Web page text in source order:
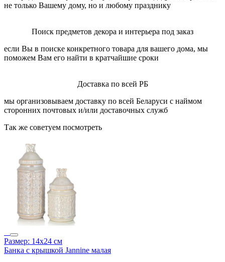
не только Вашему дому, но и любому празднику
Поиск предметов декора и интерьера под заказ
если Вы в поиске конкретного товара для вашего дома, мы
поможем Вам его найти в кратчайшие сроки
Доставка по всей РБ
мы организовываем доставку по всей Беларуси с наймом
сторонних почтовых и/или доставочных служб
Так же советуем посмотреть
Размер: 14х24 см
Банка с крышкой Jannine малая